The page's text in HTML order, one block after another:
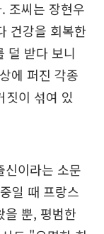
조씨는 장현우
건강을 회복한
덜 받다 보니
에 퍼진 각종
이 섞여 있
신이라는 소문
일 때 프랑스
을 뿐, 평범한